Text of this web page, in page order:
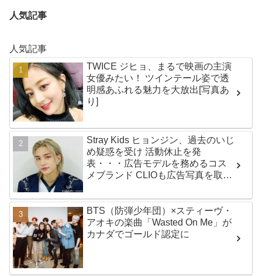
人気記事
人気記事
TWICE ジヒョ、まるで映画の主演
女優みたい！ ツインテール姿で透
明感あふれる魅力を大放出[写真あ
り]
Stray Kids ヒョンジン、過去のいじ
め疑惑を受け 活動休止を発
表・・・広告モデルを務めるコス
メブランド CLIOも広告写真を取り
BTS（防弾少年団）×スティーヴ・
アオキの楽曲「Wasted On Me」が
カナダでゴールド認定に